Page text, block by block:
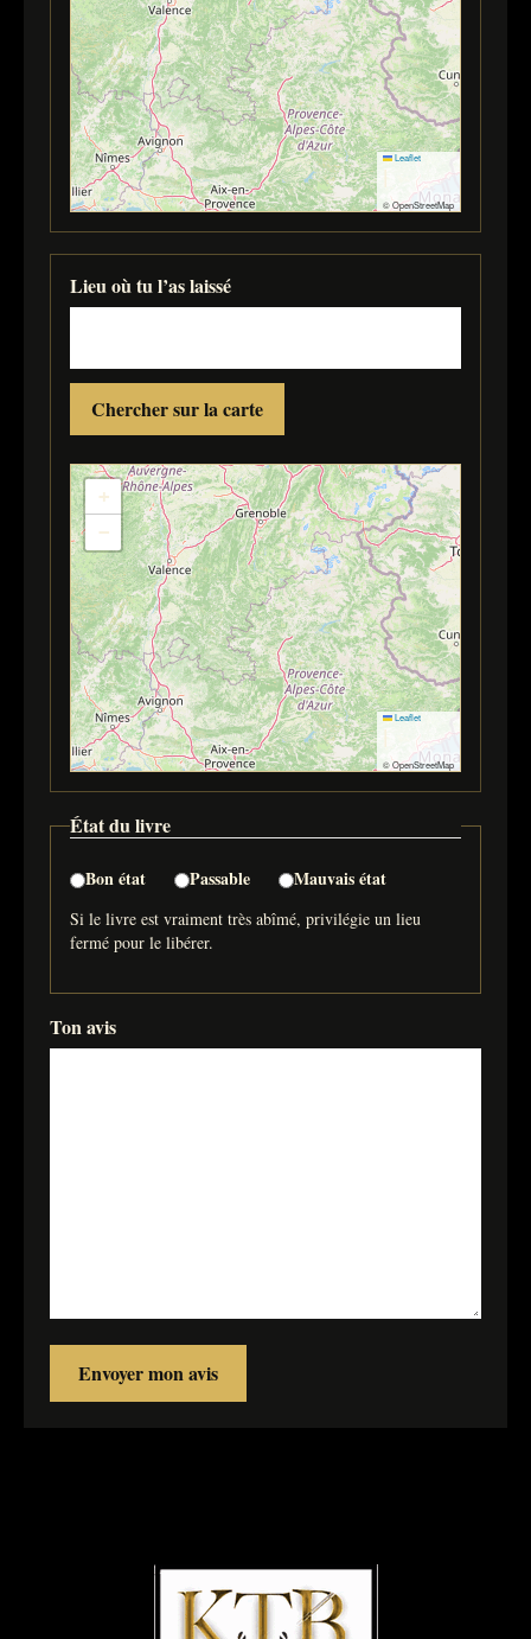
Leaflet
© OpenStreetMap
Lieu où tu l’as laissé
Chercher sur la carte
+
−
Leaflet
© OpenStreetMap
État du livre
Bon état Passable Mauvais état
Si le livre est vraiment très abîmé, privilégie un lieu
fermé pour le libérer.
Ton avis
Envoyer mon avis